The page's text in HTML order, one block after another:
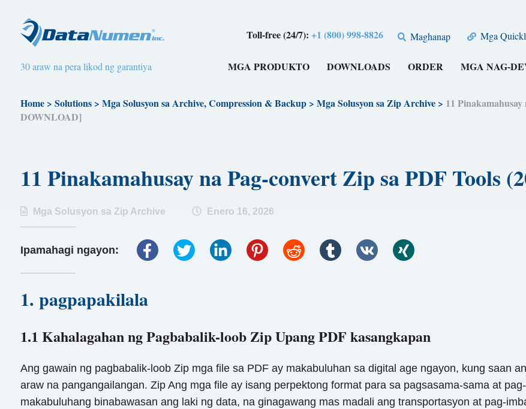
Toll-free (24/7):+1 (800) 998-8826 Maghanap Mga
30 araw na pera likod ng garantiya MGA PRODUKTO DOWNLOADS ORDER MGA NAG-
Home > Solutions> Mga Solusyon sa Archive, Compression & Backup> Mga Solusyon sa Zip Archive> 11
DOWNLOAD]
11 Pinakamahusay na Pag-convert Zip sa PDF Tools
Mga Solusyon sa Zip Archive Enero 16, 2026
Ipamahagi ngayon:
1. pagpapakilala
1.1 Kahalagahan ng Pagbabalik-loob Zip Upang PDF kasangkapan
Ang gawain ng pagbabalik-loob Zip mga file sa PDF ay makabuluhan sa digital age ngayon, kung saan
araw na pangangailangan. Zip Ang mga file ay isang perpektong format para sa pagsasama-sama at
makabuluhang binabawasan ang laki ng data, na ginagawang mas madali ang transportasyon at pag-